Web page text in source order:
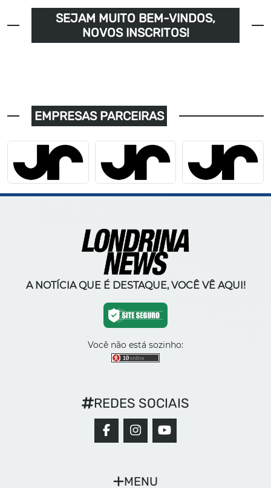
SEJAM MUITO BEM-VINDOS,
NOVOS INSCRITOS!
EMPRESAS PARCEIRAS
A NOTÍCIA QUE É DESTAQUE, VOCÊ VÊ AQUI!
Você não está sozinho:
MENU
REDES SOCIAIS